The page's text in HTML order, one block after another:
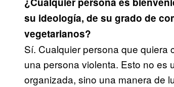
su ideología, de su grado de
vegetarianos?
Sí. Cualquier persona que
una persona violenta. Esto no es
organizada, sino una manera de